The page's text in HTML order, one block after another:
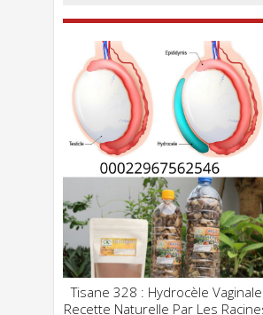
CLIQUEZ POUR VOIR
ADD WISHLIST
Tisane 328 : Hydrocèle Vaginale
Recette Naturelle Par Les